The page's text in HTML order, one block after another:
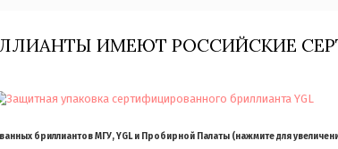
ИМЕЮТ РОССИЙСКИЕ
бриллиантов МГУ, YGL и Пробирной Палаты (нажмите для